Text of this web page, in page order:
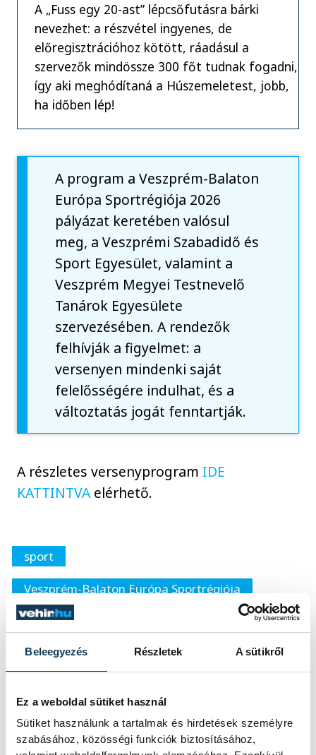
Beleegyezés Részletek A sütikről
Ez a weboldal sütiket használ
Sütiket használunk a tartalmak és hirdetések személyre
szabásához, közösségi funkciók biztosításához,
A „Fuss egy 20-ast” lépcsőfutásra bárki
nevezhet: a részvétel ingyenes, de
előregisztrációhoz kötött, ráadásul a
szervezők mindössze 300 főt tudnak fogadni,
így aki meghódítaná a Húszemeletest, jobb,
ha időben lép!
A program a Veszprém-Balaton
Európa Sportrégiója 2026
pályázat keretében valósul
meg, a Veszprémi Szabadidő és
Sport Egyesület, valamint a
Veszprém Megyei Testnevelő
Tanárok Egyesülete
szervezésében. A rendezők
felhívják a figyelmet: a
versenyen mindenki saját
felelősségére indulhat, és a
változtatás jogát fenntartják.
A részletes versenyprogram IDE
KATTINTVAelérhető.
sport
Veszprém-Balaton Európa Sportrégiója
húszemeletes
SZERZŐ
vehir.hu